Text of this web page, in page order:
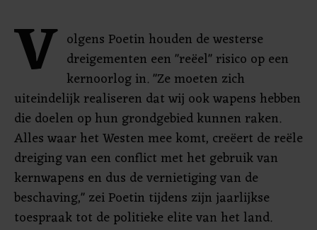
V olgens Poetin houden de westerse
dreigementen een "reëel" risico op een
kernoorlog in. "Ze moeten zich
uiteindelijk realiseren dat wij ook wapens hebben
die doelen op hun grondgebied kunnen raken.
Alles waar het Westen mee komt, creëert de reële
dreiging van een conflict met het gebruik van
kernwapens en dus de vernietiging van de
beschaving," zei Poetin tijdens zijn jaarlijkse
toespraak tot de politieke elite van het land.